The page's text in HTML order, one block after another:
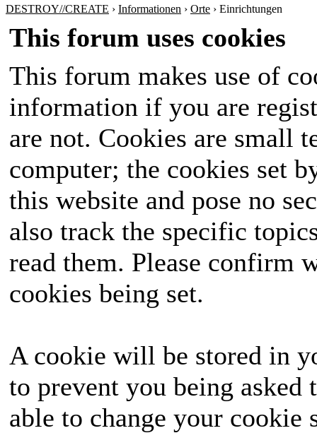
wie die
Sicherheitspolitik
werden sich nichts
Amt im Land wird in
ausgetragen, das
die Wähler mit seinen
seine Seite ziehen
hervorgehen?
unvergessliches
DESTROY//CREATE › Informationen › Orte › Einrichtungen
This forum uses cookies
This forum makes use of
information if you are
are not. Cookies are small
computer; the cookies set
this website and pose no
also track the specific
read them. Please confirm
cookies being set.
A cookie will be stored in
to prevent you being
able to change your